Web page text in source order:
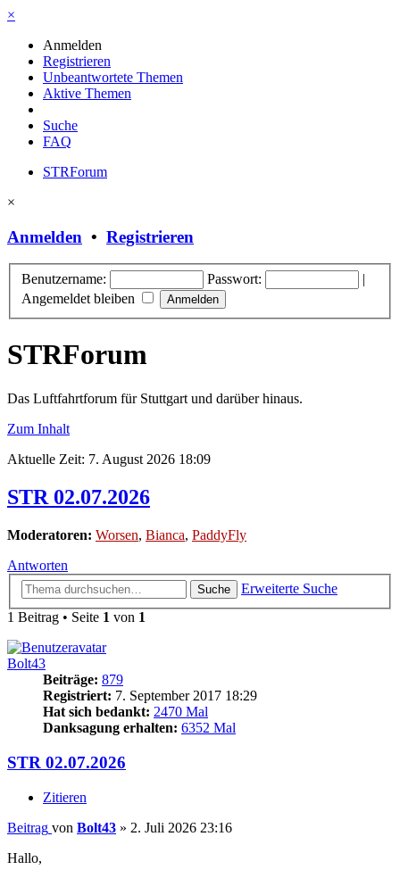
×
Anmelden
Registrieren
Unbeantwortete Themen
Aktive Themen
Suche
FAQ
STRForum
×
Anmelden • Registrieren
Benutzername: Passwort:
|
Angemeldet bleiben
STRForum
Das Luftfahrtforum für Stuttgart und darüber hinaus.
Zum Inhalt
Aktuelle Zeit: 7. August 2026 18:09
STR 02.07.2026
Moderatoren: Worsen, Bianca, PaddyFly
Antworten
Suche
Erweiterte Suche
1 Beitrag • Seite 1 von 1
Bolt43
Beiträge: 879
Registriert: 7. September 2017 18:29
Hat sich bedankt: 2470 Mal
Danksagung erhalten: 6352 Mal
STR 02.07.2026
Zitieren
Beitrag von Bolt43 » 2. Juli 2026 23:16
Hallo,